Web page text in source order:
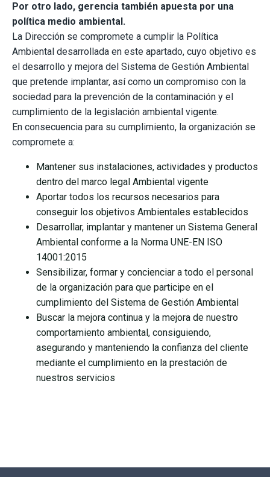
Por otro lado, gerencia también apuesta por una
política medio ambiental.
La Dirección se compromete a cumplir la Política
Ambiental desarrollada en este apartado, cuyo objetivo es
el desarrollo y mejora del Sistema de Gestión Ambiental
que pretende implantar, así como un compromiso con la
sociedad para la prevención de la contaminación y el
cumplimiento de la legislación ambiental vigente.
En consecuencia para su cumplimiento, la organización se
compromete a:
Mantener sus instalaciones, actividades y productos
dentro del marco legal Ambiental vigente
Aportar todos los recursos necesarios para
conseguir los objetivos Ambientales establecidos
Desarrollar, implantar y mantener un Sistema General
Ambiental conforme a la Norma UNE-EN ISO
14001:2015
Sensibilizar, formar y concienciar a todo el personal
de la organización para que participe en el
cumplimiento del Sistema de Gestión Ambiental
Buscar la mejora continua y la mejora de nuestro
comportamiento ambiental, consiguiendo,
asegurando y manteniendo la confianza del cliente
mediante el cumplimiento en la prestación de
nuestros servicios